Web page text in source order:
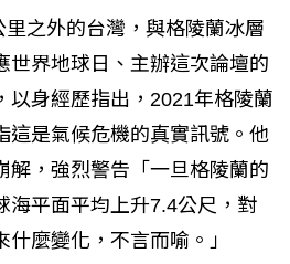
里之外的台灣，與格陵蘭冰層
世界地球日、主辦這次論壇的
以身經歷指出，2021年格陵蘭
這是氣候危機的真實訊號。他
解，強烈警告「一旦格陵蘭的
海平面平均上升7.4公尺，對
麼變化，不言而喻。」